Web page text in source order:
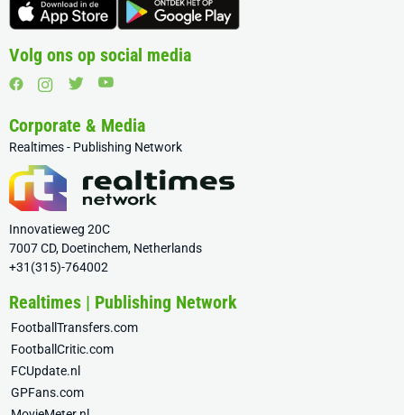
Volg ons op social media
Corporate & Media
Realtimes - Publishing Network
Innovatieweg 20C
7007 CD, Doetinchem, Netherlands
+31(315)-764002
Realtimes | Publishing Network
FootballTransfers.com
FootballCritic.com
FCUpdate.nl
GPFans.com